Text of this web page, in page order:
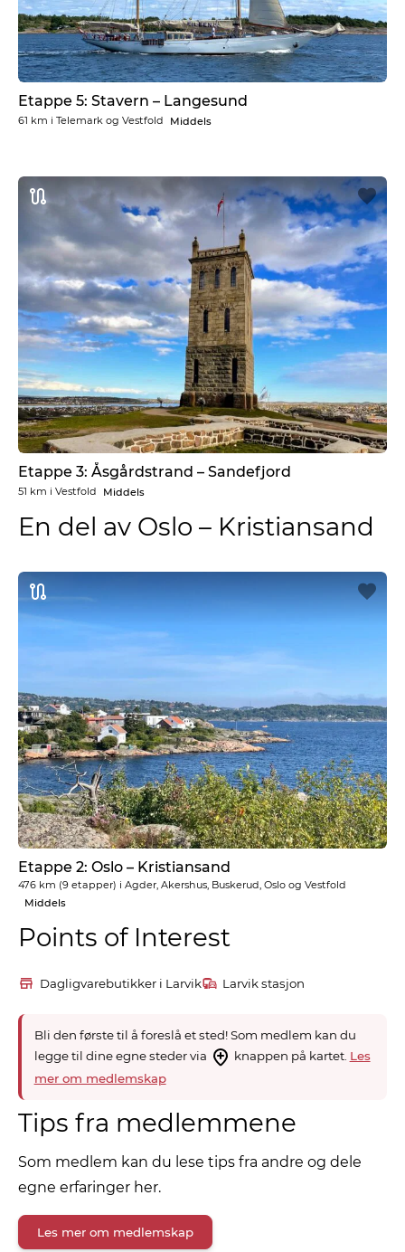
Etappe 5: Stavern – Langesund
61 km i Telemark og Vestfold Middels
Etappe 3: Åsgårdstrand – Sandefjord
51 km i Vestfold Middels
En del av Oslo – Kristiansand
Etappe 2: Oslo – Kristiansand
476 km (9 etapper) i Agder, Akershus, Buskerud, Oslo og Vestfold
Middels
Points of Interest
Dagligvarebutikker i Larvik Larvik stasjon
Bli den første til å foreslå et sted! Som medlem kan du
legge til dine egne steder via
knappen på kartet. Les
mer om medlemskap
Tips fra medlemmene
Som medlem kan du lese tips fra andre og dele
egne erfaringer her.
Les mer om medlemskap